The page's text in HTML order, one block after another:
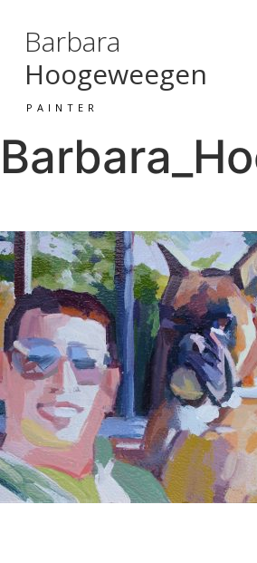
Barbara
Hoogeweegen
PAINTER